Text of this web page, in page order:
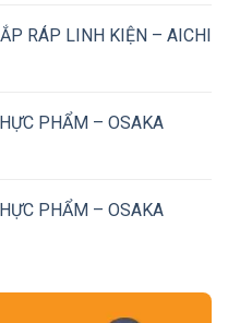
RÁP LINH KIỆN – AICHI
PHẨM – OSAKA
PHẨM – OSAKA